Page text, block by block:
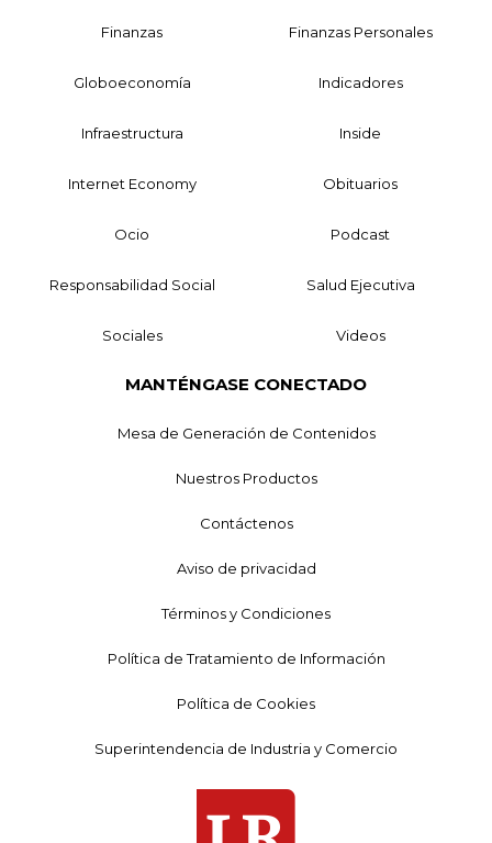
Finanzas Finanzas Personales
Globoeconomía Indicadores
Infraestructura Inside
Internet Economy Obituarios
Ocio Podcast
Responsabilidad Social Salud Ejecutiva
Sociales Videos
MANTÉNGASE CONECTADO
Mesa de Generación de Contenidos
Nuestros Productos
Contáctenos
Aviso de privacidad
Términos y Condiciones
Política de Tratamiento de Información
Política de Cookies
Superintendencia de Industria y Comercio